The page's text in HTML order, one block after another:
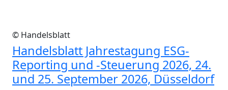
© Handelsblatt
Handelsblatt Jahrestagung ESG-
Reporting und -Steuerung 2026, 24.
und 25. September 2026, Düsseldorf